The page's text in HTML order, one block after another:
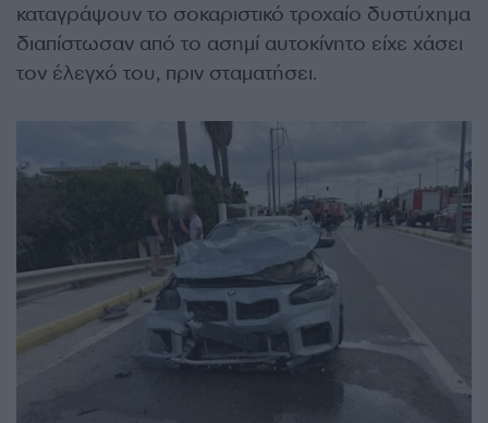
καταγράψουν το σοκαριστικό τροχαίο δυστύχημα
διαπίστωσαν από το ασημί αυτοκίνητο είχε χάσει
τον έλεγχό του, πριν σταματήσει.